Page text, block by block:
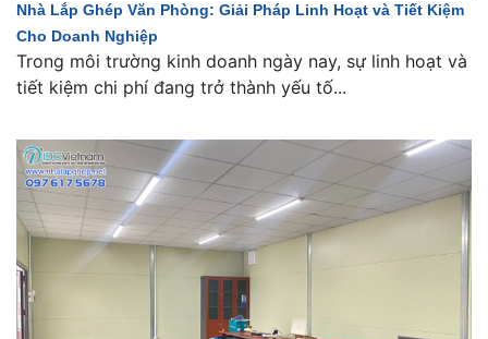
Nhà Lắp Ghép Văn Phòng: Giải Pháp Linh Hoạt và Tiết Kiệm
Cho Doanh Nghiệp
Trong môi trường kinh doanh ngày nay, sự linh hoạt và
tiết kiệm chi phí đang trở thành yếu tố...